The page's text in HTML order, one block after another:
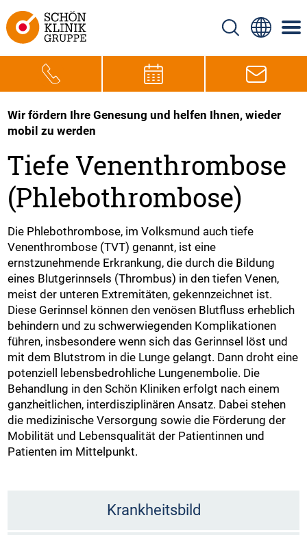
Wir fördern Ihre Genesung und helfen Ihnen, wieder
mobil zu werden
Tiefe Venenthrombose
(Phlebothrombose)
Die Phlebothrombose, im Volksmund auch tiefe
Venenthrombose (TVT) genannt, ist eine
ernstzunehmende Erkrankung, die durch die Bildung
eines Blutgerinnsels (Thrombus) in den tiefen Venen,
meist der unteren Extremitäten, gekennzeichnet ist.
Diese Gerinnsel können den venösen Blutfluss erheblich
behindern und zu schwerwiegenden Komplikationen
führen, insbesondere wenn sich das Gerinnsel löst und
mit dem Blutstrom in die Lunge gelangt. Dann droht eine
potenziell lebensbedrohliche Lungenembolie. Die
Behandlung in den Schön Kliniken erfolgt nach einem
ganzheitlichen, interdisziplinären Ansatz. Dabei stehen
die medizinische Versorgung sowie die Förderung der
Mobilität und Lebensqualität der Patientinnen und
Patienten im Mittelpunkt.
Krankheitsbild